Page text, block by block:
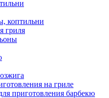
коптильни
гриля
на гриле
приготовления барбекю